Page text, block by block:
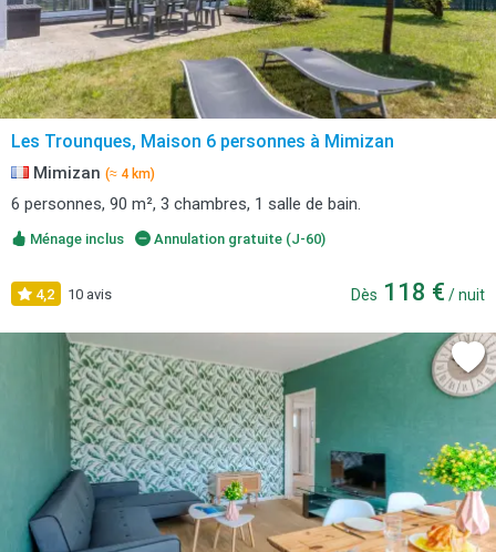
Les Trounques, Maison 6 personnes à Mimizan
Mimizan (≈ 4 km)
6 personnes, 90 m², 3 chambres, 1 salle de bain.
Ménage inclus Annulation gratuite (J-60)
4,2 10 avis Dès 118 € / nuit